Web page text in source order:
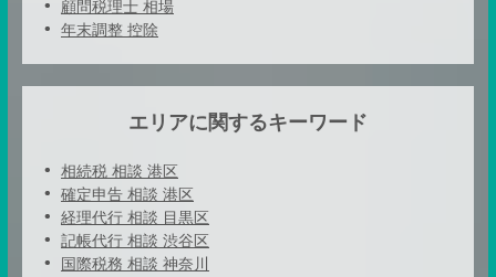
顧問税理士 相場
年末調整 控除
エリアに関するキーワード
相続税 相談 港区
確定申告 相談 港区
経理代行 相談 目黒区
記帳代行 相談 渋谷区
国際税務 相談 神奈川